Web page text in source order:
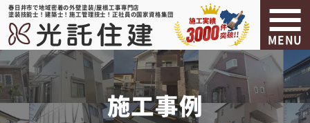
春日井市で地域密着の外壁塗装/屋根工事専門店
塗装技能士！建築士！施工管理技士！正社員の国家資格集団
MENU
施工事例